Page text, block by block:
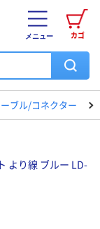
カゴ
メニュー
ブル/コネクター
より線 ブルー LD-